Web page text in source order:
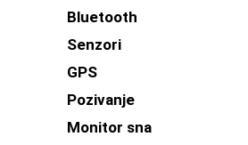
Bluetooth
Senzori
GPS
Pozivanje
Monitor sna